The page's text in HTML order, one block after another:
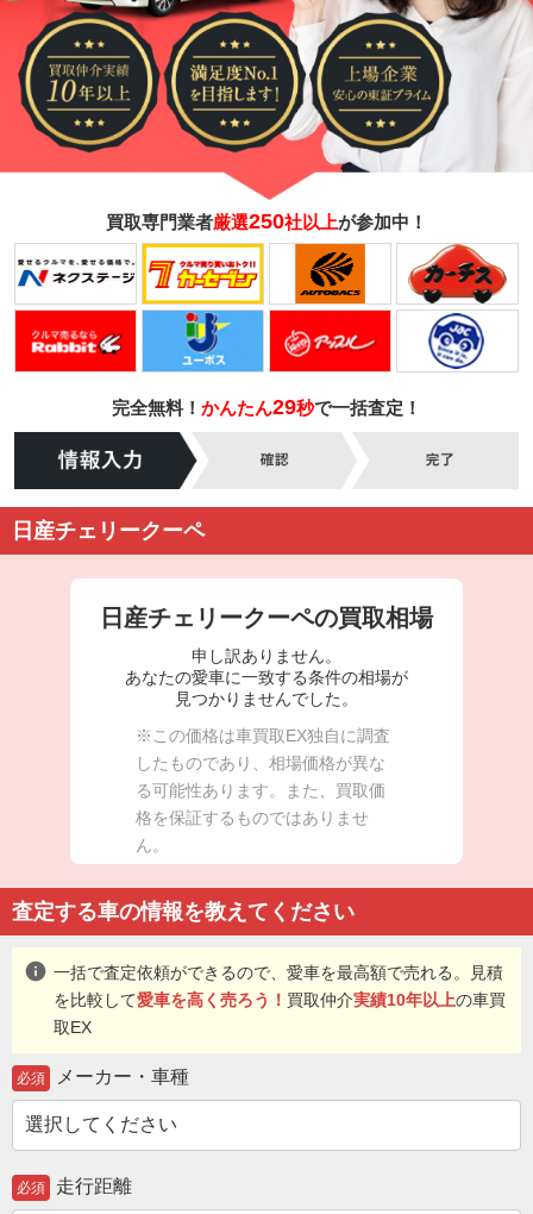
買取専門業者厳選250社以上が参加中！
完全無料！ かんたん29秒で一括査定！
日産チェリークーペ
日産チェリークーペの買取相場
申し訳ありません。
あなたの愛車に一致する条件の相場が
見つかりませんでした。
※この価格は車買取EX独自に調査
したものであり、相場価格が異な
る可能性あります。また、買取価
格を保証するものではありませ
ん。
査定する車の情報を教えてください
info 一括で査定依頼ができるので、愛車を最高額で売れる。見積
を比較して愛車を高く売ろう！ 買取仲介実績10年以上の車買
取EX
必須 メーカー・車種
必須 走行距離